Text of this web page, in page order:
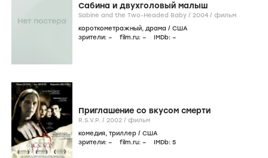
Сабина и двухголовый малыш
Sabine and the Two-Headed Baby / 2004 / фильм
короткометражный, драма / США
зрители: – film.ru: – IMDb: –
Приглашение со вкусом смерти
R.S.V.P. / 2002 / фильм
комедия, триллер / США
зрители: – film.ru: – IMDb: 5